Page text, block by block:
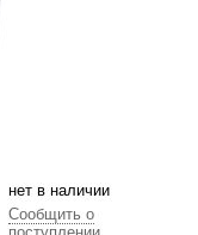
нет в наличии
Сообщить о